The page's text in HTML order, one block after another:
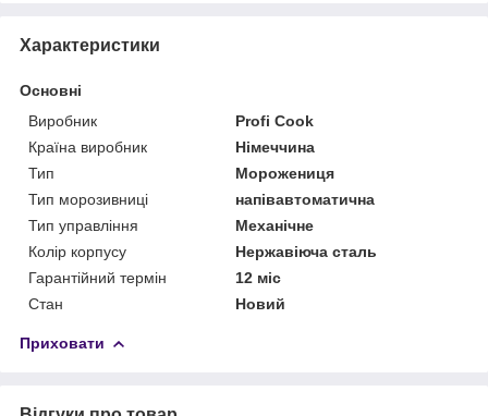
Характеристики
Основні
Виробник
Profi Cook
Країна виробник
Німеччина
Тип
Морожениця
Тип морозивниці
напівавтоматична
Тип управління
Механічне
Колір корпусу
Нержавіюча сталь
Гарантійний термін
12 міс
Стан
Новий
Приховати